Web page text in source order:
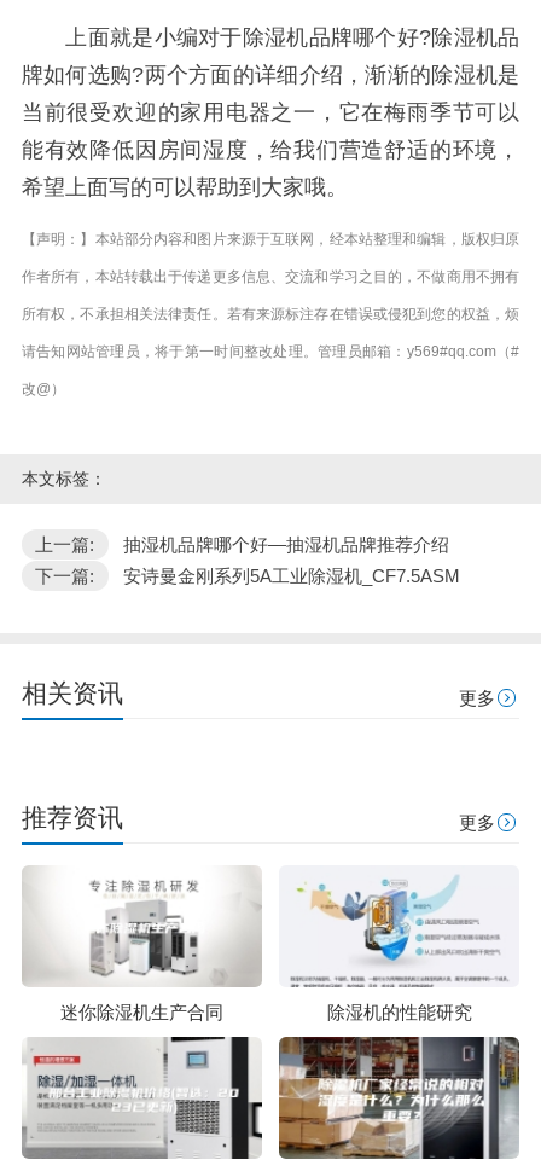
上面就是小编对于除湿机品牌哪个好?除湿机品
牌如何选购?两个方面的详细介绍，渐渐的除湿机是
当前很受欢迎的家用电器之一，它在梅雨季节可以
能有效降低因房间湿度，给我们营造舒适的环境，
希望上面写的可以帮助到大家哦。
【声明：】本站部分内容和图片来源于互联网，经本站整理和编辑，版权归原
作者所有，本站转载出于传递更多信息、交流和学习之目的，不做商用不拥有
所有权，不承担相关法律责任。若有来源标注存在错误或侵犯到您的权益，烦
请告知网站管理员，将于第一时间整改处理。管理员邮箱：y569#qq.com（#
改@）
本文标签：
上一篇:
抽湿机品牌哪个好—抽湿机品牌推荐介绍
下一篇:
安诗曼金刚系列5A工业除湿机_CF7.5ASM
相关资讯 更多
推荐资讯 更多
迷你除湿机生产合同 除湿机的性能研究